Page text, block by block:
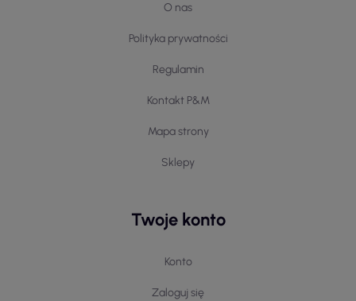
O nas
Polityka prywatności
Regulamin
Kontakt P&M
Mapa strony
Sklepy
Twoje konto
Konto
Zaloguj się